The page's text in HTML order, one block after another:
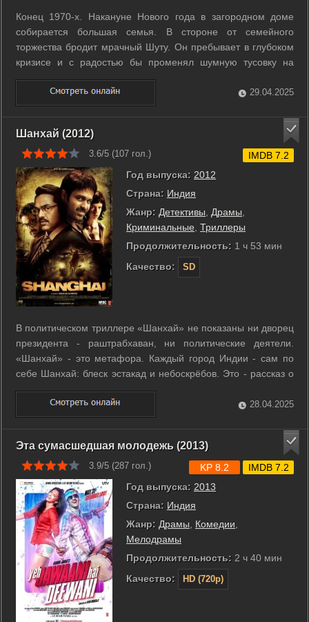
Конец 1970-х. Накануне Нового года в загородном доме
собирается большая семья. В стороне от семейного
торжества бродит мрачный Шуту. Он пребывает в глубоком
кризисе и с радостью бы променял шумную тусовку на
общение с детьми. В конце концов его втягивают в
запутанный мир зрелых эмоций и желаний. Отношения
накаляются, и Шуту пытается доказать ...
29.04.2025
Шанхай (2012)
3.6/5 (107 гол.)
Год выпуска: 2012
Страна: Индия
Жанр: Детективы, Драмы,
Криминальные, Триллеры
Продолжительность: 1 ч 53 мин
Качество:
SD
IMDB 7.2
В политическом триллере «Шанхай» не показаны ни дворец
президента - раштрабхаван, ни политические деятели.
«Шанхай» - это метафора. Каждый город Индии - сам по
себе Шанхай: блеск эстакад и небоскрёбов. Это - рассказ о
судьбе таких городов, которые, с одной стороны, поражают
своей безумной внешней роскошью, а с другой стороны их
жители, простые ...
28.04.2025
Эта сумасшедшая молодежь (2013)
3.9/5 (287 гол.)
Год выпуска: 2013
Страна: Индия
Жанр: Драмы Комедии
Мелодрамы
Продолжительность: 2 ч 40 мин
Качество:
HD (720p)
KP 8.2 IMDB 7.2